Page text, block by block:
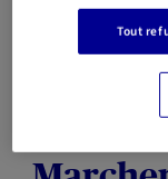
Tout